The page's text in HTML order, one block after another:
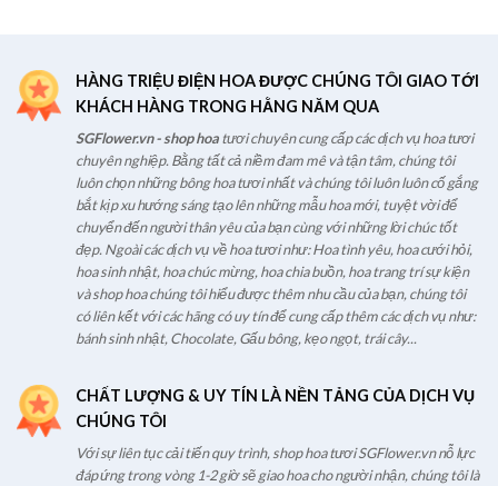
HÀNG TRIỆU ĐIỆN HOA ĐƯỢC CHÚNG TÔI GIAO TỚI
KHÁCH HÀNG TRONG HẰNG NĂM QUA
SGFlower.vn - shop hoatươi chuyên cung cấp các dịch vụ hoa tươi
chuyên nghiệp. Bằng tất cả niềm đam mê và tận tâm, chúng tôi
luôn chọn những bông hoa tươi nhất và chúng tôi luôn luôn cố gắng
bắt kịp xu hướng sáng tạo lên những mẫu hoa mới, tuyệt vời để
chuyển đến người thân yêu của bạn cùng với những lời chúc tốt
đẹp. Ngoài các dịch vụ về hoa tươi như: Hoa tình yêu, hoa cưới hỏi,
hoa sinh nhật, hoa chúc mừng, hoa chia buồn, hoa trang trí sự kiện
và shop hoa chúng tôi hiểu được thêm nhu cầu của bạn, chúng tôi
có liên kết với các hãng có uy tín để cung cấp thêm các dịch vụ như:
bánh sinh nhật, Chocolate, Gấu bông, kẹo ngọt, trái cây...
CHẤT LƯỢNG & UY TÍN LÀ NỀN TẢNG CỦA DỊCH VỤ
CHÚNG TÔI
Với sự liên tục cải tiến quy trình, shop hoa tươi SGFlower.vn nỗ lực
đáp ứng trong vòng 1-2 giờ sẽ giao hoa cho người nhận, chúng tôi là